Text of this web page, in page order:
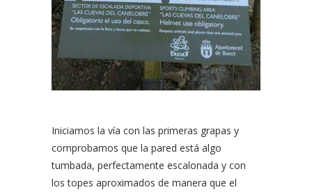
Iniciamos la vía con las primeras grapas y
comprobamos que la pared está algo
tumbada, perfectamente escalonada y con
los topes aproximados de manera que el